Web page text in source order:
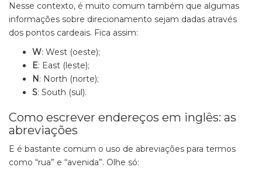
Nesse contexto, é muito comum também que algumas
informações sobre direcionamento sejam dadas através
dos pontos cardeais. Fica assim:
W: West (oeste);
E: East (leste);
N: North (norte);
S: South (sul).
Como escrever endereços em inglês: as
abreviações
E é bastante comum o uso de abreviações para termos
como “rua” e “avenida”. Olhe só: